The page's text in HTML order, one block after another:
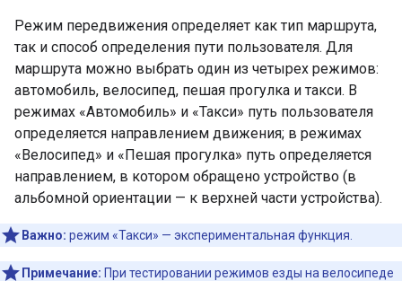
Режим передвижения определяет как тип маршрута,
так и способ определения пути пользователя. Для
маршрута можно выбрать один из четырех режимов:
автомобиль, велосипед, пешая прогулка и такси. В
режимах «Автомобиль» и «Такси» путь пользователя
определяется направлением движения; в режимах
«Велосипед» и «Пешая прогулка» путь определяется
направлением, в котором обращено устройство (в
альбомной ориентации — к верхней части устройства).
Важно: режим «Такси» — экспериментальная функция.
Примечание: При тестировании режимов езды на велосипеде